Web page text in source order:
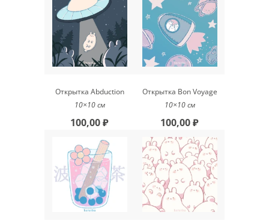
Открытка Abduction
10×10 см
100,00 ₽
Открытка Bon Voyage
10×10 см
100,00 ₽